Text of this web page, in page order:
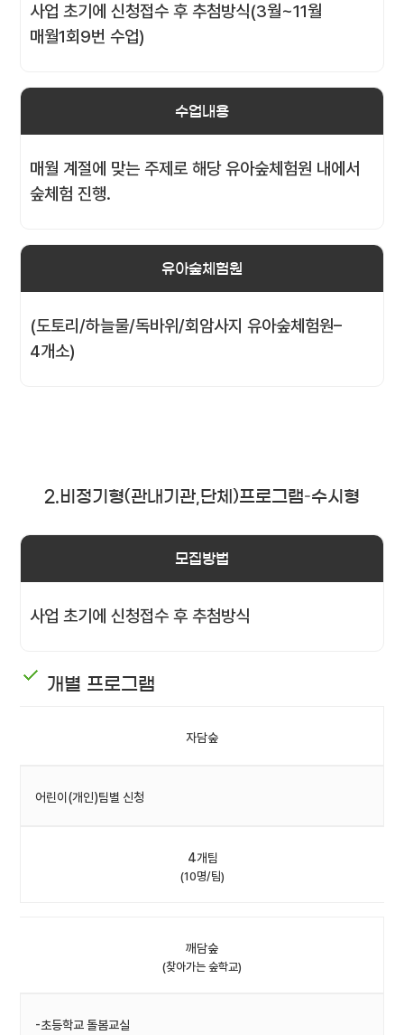
사업 초기에 신청접수 후 추첨방식(3월~11월
매월1회9번 수업)
수업내용
매월 계절에 맞는 주제로 해당 유아숲체험원 내에서
숲체험 진행.
유아숲체험원
(도토리/하늘물/독바위/회암사지 유아숲체험원–
4개소)
2.비정기형(관내기관,단체)프로그램–수시형
모집방법
사업 초기에 신청접수 후 추첨방식
개별 프로그램
자담숲
어린이(개인)팀별 신청
4개팀
(10명/팀)
깨담숲
(찾아가는 숲학교)
-초등학교 돌봄교실